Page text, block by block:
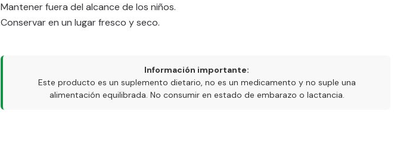
Mantener fuera del alcance de los niños.
Conservar en un lugar fresco y seco.
Información importante:
Este producto es un suplemento dietario, no es un medicamento y no suple una
alimentación equilibrada. No consumir en estado de embarazo o lactancia.